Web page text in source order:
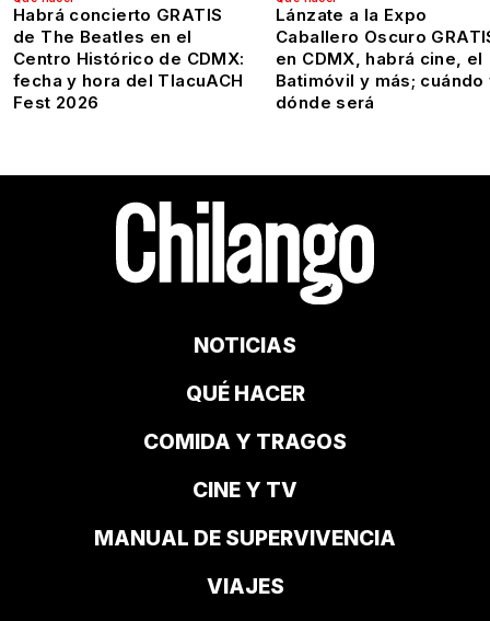
Habrá concierto GRATIS
de The Beatles en el
Centro Histórico de CDMX:
fecha y hora del TlacuACH
Fest 2026
Lánzate a la Expo
Caballero Oscuro
en CDMX, habrá cine, el
Batimóvil y más; cuándo
dónde será
NOTICIAS
QUÉ HACER
COMIDA Y TRAGOS
CINE Y TV
MANUAL DE SUPERVIVENCIA
VIAJES